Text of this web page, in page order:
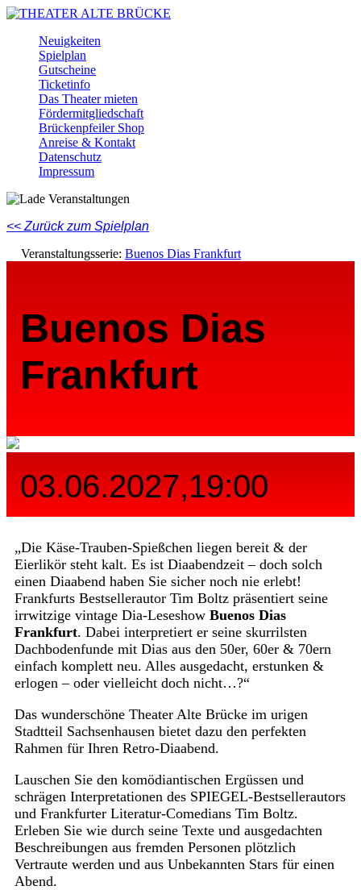
Skip
content
Neuigkeiten
Spielplan
Gutscheine
Ticketinfo
Das Theater mieten
Fördermitgliedschaft
Brückenpfeiler Shop
Anreise & Kontakt
Datenschutz
Impressum
Facebook
Instagram
Youtube
<< Zurück zum Spielplan
Veranstaltungsserie: Buenos Dias Frankfurt
Buenos Dias
Frankfurt
03.06.2027,19:00
„Die Käse-Trauben-Spießchen liegen bereit & der
Eierlikör steht kalt. Es ist Diaabendzeit – doch solch
einen Diaabend haben Sie sicher noch nie erlebt!
Frankfurts Bestsellerautor Tim Boltz präsentiert seine
irrwitzige vintage Dia-Leseshow Buenos Dias
Frankfurt. Dabei interpretiert er seine skurrilsten
Dachbodenfunde mit Dias aus den 50er, 60er & 70ern
einfach komplett neu. Alles ausgedacht, erstunken &
erlogen – oder vielleicht doch nicht…?“
Das wunderschöne Theater Alte Brücke im urigen
Stadtteil Sachsenhausen bietet dazu den perfekten
Rahmen für Ihren Retro-Diaabend.
Lauschen Sie den komödiantischen Ergüssen und
schrägen Interpretationen des SPIEGEL-Bestsellerautors
und Frankfurter Literatur-Comedians Tim Boltz.
Erleben Sie wie durch seine Texte und ausgedachten
Beschreibungen aus fremden Personen plötzlich
Vertraute werden und aus Unbekannten Stars für einen
Abend.